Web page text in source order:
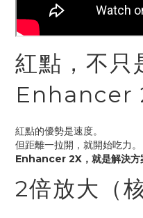
紅點，不只
Enhancer
紅點的優勢是速度。
但距離一拉開，就開始吃力。
Enhancer 2X，就是解決方
2倍放大（核